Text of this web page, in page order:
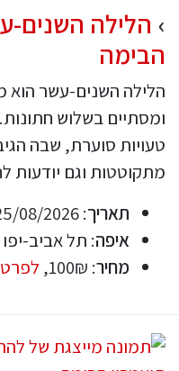
הלילה השנים-
הבימה
הלילה השנים-עשר
ומסתיים בשלוש
טעויות סוערת, שבה
מתקוטטות וגם יודעות
תאריך: 25/08/2026 - 05/10/2026
איפה: תל אביב-יפו
מחיר: 100₪,